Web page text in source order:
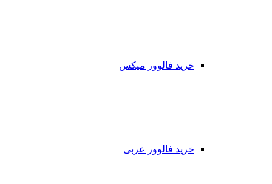
خرید فالوور میکس
خرید فالوور عربی